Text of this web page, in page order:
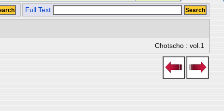
Full Text
Chotscho : vol.1